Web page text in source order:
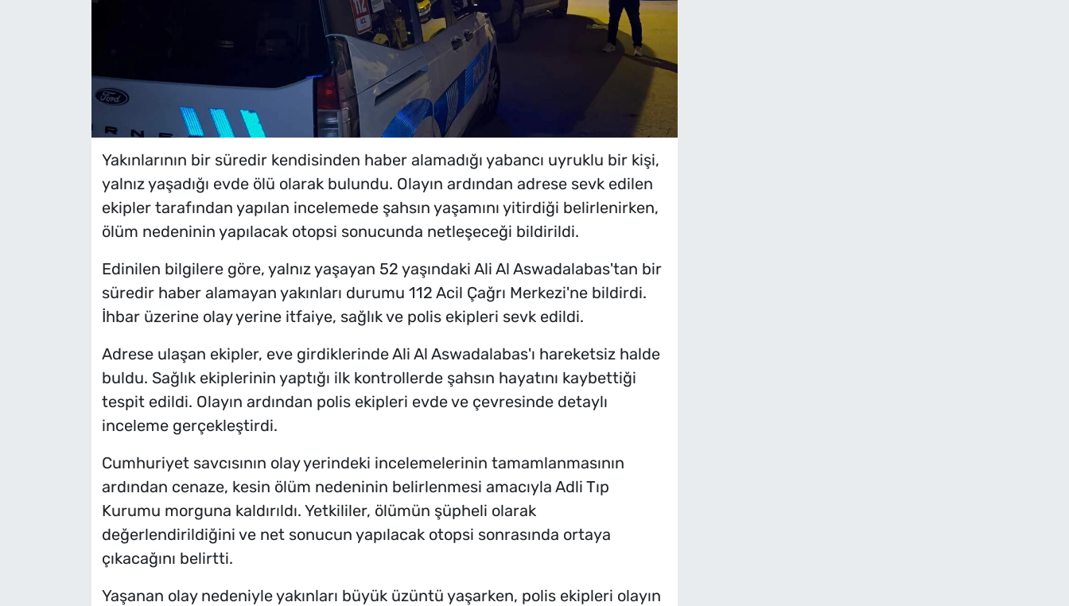
Yakınlarının bir süredir kendisinden haber alamadığı yabancı uyruklu bir kişi,
yalnız yaşadığı evde ölü olarak bulundu. Olayın ardından adrese sevk edilen
ekipler tarafından yapılan incelemede şahsın yaşamını yitirdiği belirlenirken,
ölüm nedeninin yapılacak otopsi sonucunda netleşeceği bildirildi.
Edinilen bilgilere göre, yalnız yaşayan 52 yaşındaki Ali Al Aswadalabas'tan bir
süredir haber alamayan yakınları durumu 112 Acil Çağrı Merkezi'ne bildirdi.
İhbar üzerine olay yerine itfaiye, sağlık ve polis ekipleri sevk edildi.
Adrese ulaşan ekipler, eve girdiklerinde Ali Al Aswadalabas'ı hareketsiz halde
buldu. Sağlık ekiplerinin yaptığı ilk kontrollerde şahsın hayatını kaybettiği
tespit edildi. Olayın ardından polis ekipleri evde ve çevresinde detaylı
inceleme gerçekleştirdi.
Cumhuriyet savcısının olay yerindeki incelemelerinin tamamlanmasının
ardından cenaze, kesin ölüm nedeninin belirlenmesi amacıyla Adli Tıp
Kurumu morguna kaldırıldı. Yetkililer, ölümün şüpheli olarak
değerlendirildiğini ve net sonucun yapılacak otopsi sonrasında ortaya
çıkacağını belirtti.
Yaşanan olay nedeniyle yakınları büyük üzüntü yaşarken, polis ekipleri olayın